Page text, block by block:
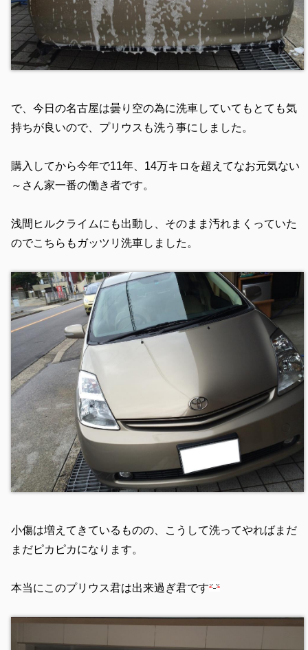
で、今日の名古屋は曇り空の為に洗車していてもとても気
持ちが良いので、プリウスも洗う事にしました。
購入してから今年で11年、14万キロを超えてなお元気ない
～さん家一番の働き者です。
浅間ヒルクライムにも出動し、そのまま汚れまくっていた
のでこちらもガッツリ洗車しました。
小傷は増えてきているものの、こうして洗ってやればまだ
まだピカピカになります。
本当にこのプリウス君は出来過ぎ君です